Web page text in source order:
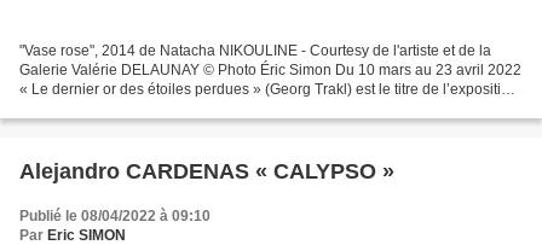
"Vase rose", 2014 de Natacha NIKOULINE - Courtesy de l'artiste et de la
Galerie Valérie DELAUNAY © Photo Éric Simon Du 10 mars au 23 avril 2022
« Le dernier or des étoiles perdues » (Georg Trakl) est le titre de l’exposition
Alejandro CARDENAS « CALYPSO »
Publié le 08/04/2022 à 09:10
Par Eric SIMON